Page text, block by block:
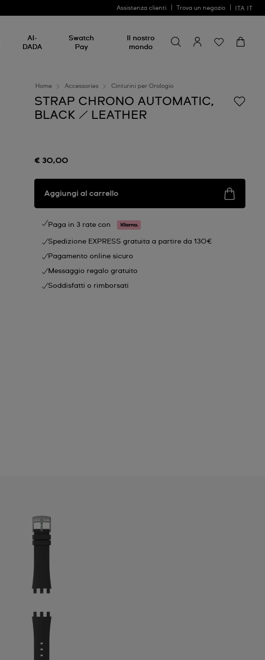
Assistenza clienti Trova un negozio ITA
AI-
DADA
Swatch
Pay
Il nostro
mondo
Home Accessories Cinturini per Orologio
STRAP CHRONO AUTOMATIC,
BLACK / LEATHER
€ 30,00
Aggiungi al carrello
Paga in 3 rate con
Spedizione EXPRESS gratuita a partire da 130€
Pagamento online sicuro
Messaggio regalo gratuito
Soddisfatti o rimborsati